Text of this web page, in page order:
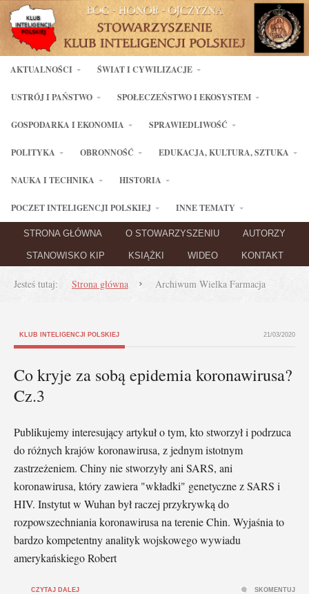
AKTUALNOŚCI ŚWIAT I CYWILIZACJE
USTRÓJ I PAŃSTWO SPOŁECZEŃSTWO I EKOSYSTEM
GOSPODARKA I EKONOMIA SPRAWIEDLIWOŚĆ
POLITYKA OBRONNOŚĆ EDUKACJA, KULTURA, SZTUKA
NAUKA I TECHNIKA HISTORIA
POCZET INTELIGENCJI POLSKIEJ INNE TEMATY
STRONA GŁÓWNA O STOWARZYSZENIU AUTORZY
STANOWISKO KIP KSIĄŻKI WIDEO KONTAKT
Jesteś tutaj: Strona główna Archiwum Wielka Farmacja
KLUB INTELIGENCJI POLSKIEJ 21/03/2020
Co kryje za sobą epidemia koronawirusa?
Cz.3
Publikujemy interesujący artykuł o tym, kto stworzył i podrzuca
do różnych krajów koronawirusa, z jednym istotnym
zastrzeżeniem. Chiny nie stworzyły ani SARS, ani
koronawirusa, który zawiera "wkładki" genetyczne z SARS i
HIV. Instytut w Wuhan był raczej przykrywką do
rozpowszechniania koronawirusa na terenie Chin. Wyjaśnia to
bardzo kompetentny analityk wojskowego wywiadu
amerykańskiego Robert
CZYTAJ DALEJ SKOMENTUJ